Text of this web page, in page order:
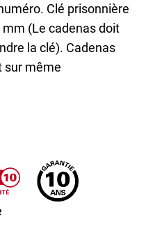
Clé prisonnière
(Le cadenas doit
la clé). Cadenas
sur même